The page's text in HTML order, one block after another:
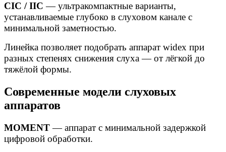
CIC / IIC — ультракомпактные варианты,
устанавливаемые глубоко в слуховом канале с
минимальной заметностью.
Линейка позволяет подобрать аппарат widex при
разных степенях снижения слуха — от лёгкой до
тяжёлой формы.
Современные модели слуховых
аппаратов
MOMENT— аппарат с минимальной задержкой
цифровой обработки.